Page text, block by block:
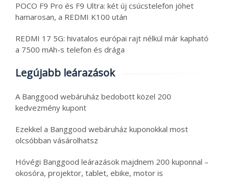
POCO F9 Pro és F9 Ultra: két új csúcstelefon jöhet
hamarosan, a REDMI K100 után
REDMI 17 5G: hivatalos európai rajt nélkül már kapható
a 7500 mAh-s telefon és drága
Legújabb leárazások
A Banggood webáruház bedobott közel 200
kedvezmény kupont
Ezekkel a Banggood webáruház kuponokkal most
olcsóbban vásárolhatsz
Hóvégi Banggood leárazások majdnem 200 kuponnal –
okosóra, projektor, tablet, ebike, motor is